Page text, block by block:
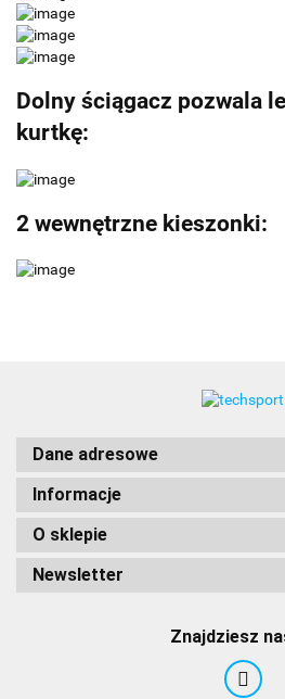
Dolny ściągacz pozwala
kurtkę:
2 wewnętrzne kieszonki:
Dane adresowe
Informacje
O sklepie
Newsletter
Znajdziesz